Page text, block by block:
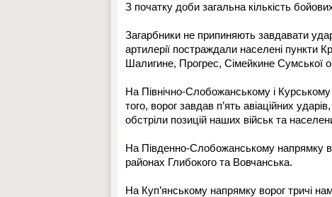
З початку доби загальна кількість
Загарбники не припиняють завдавати
артилерії постраждали населені пункти
Шалигине, Прогрес, Сімейкине Сумської
На Північно-Слобожанському і
того, ворог завдав п’ять авіаційних
обстріли позицій наших військ та
На Південно-Слобожанському напрямку
районах Глибокого та Вовчанська.
На Куп’янському напрямку ворог тричі